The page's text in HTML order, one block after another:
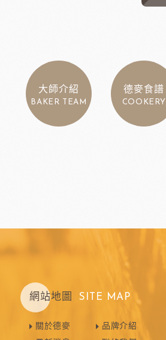
大師介紹
BAKER TEAM
德麥食譜
COOKERY
網站地圖 SITE MAP
關於德麥
品牌介紹